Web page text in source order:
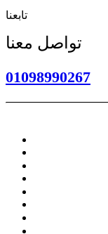
تابعنا
تواصل معنا
01098990267